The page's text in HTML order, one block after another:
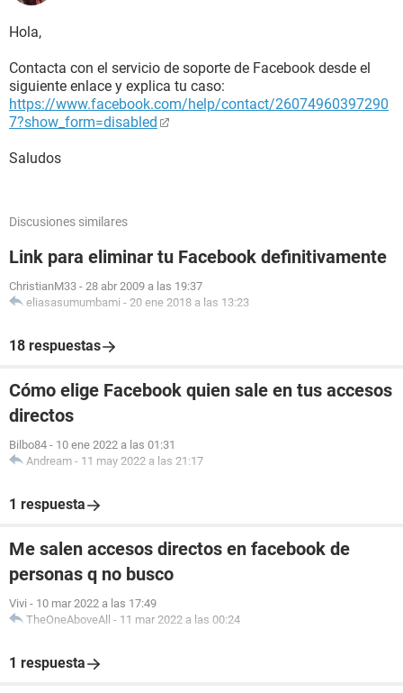
Hola,
Contacta con el servicio de soporte de Facebook desde el
siguiente enlace y explica tu caso:
https://www.facebook.com/help/contact/26074960397290
7?show_form=disabled
Saludos
Discusiones similares
Link para eliminar tu Facebook definitivamente
ChristianM33 - 28 abr 2009 a las 19:37
eliasasumumbami - 20 ene 2018 a las 13:23
18 respuestas
Cómo elige Facebook quien sale en tus accesos
directos
Bilbo84 - 10 ene 2022 a las 01:31
Andream - 11 may 2022 a las 21:17
1 respuesta
Me salen accesos directos en facebook de
personas q no busco
Vivi - 10 mar 2022 a las 17:49
TheOneAboveAll - 11 mar 2022 a las 00:24
1 respuesta